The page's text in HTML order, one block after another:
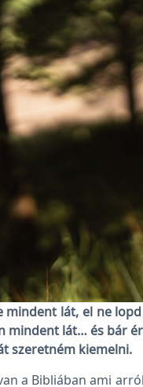
mindent lát, el ne
mindent lát… és bár
szeretném kiemelni.
a Bibliában ami